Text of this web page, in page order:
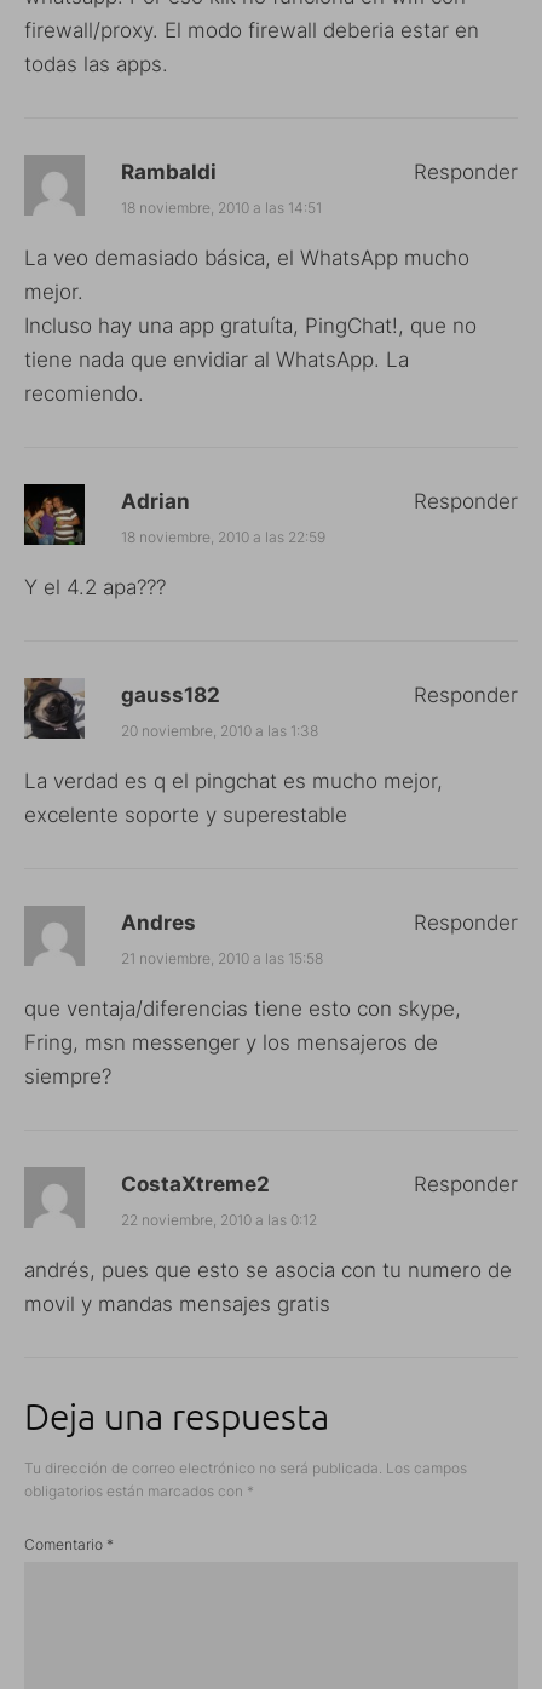
firewall/proxy. El modo firewall deberia estar en
todas las apps.
Rambaldi
18 noviembre, 2010 a las 14:51
La veo demasiado básica, el WhatsApp mucho
mejor.
Incluso hay una app gratuíta, PingChat!, que no
tiene nada que envidiar al WhatsApp. La
recomiendo.
Responder
Adrian
18 noviembre, 2010 a las 22:59
Y el 4.2 apa???
Responder
gauss182
20 noviembre, 2010 a las 1:38
La verdad es q el pingchat es mucho mejor,
excelente soporte y superestable
Responder
Andres
21 noviembre, 2010 a las 15:58
que ventaja/diferencias tiene esto con skype,
Fring, msn messenger y los mensajeros de
siempre?
Responder
CostaXtreme2
22 noviembre, 2010 a las 0:12
andrés, pues que esto se asocia con tu numero de
movil y mandas mensajes gratis
Responder
Deja una respuesta
Tu dirección de correo electrónico no será publicada. Los campos
obligatorios están marcados con *
Comentario *